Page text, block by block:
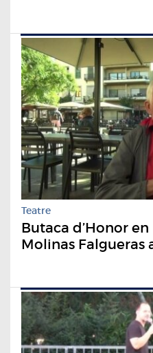
Teatre
Butaca d’Honor
Molinas Falgueras